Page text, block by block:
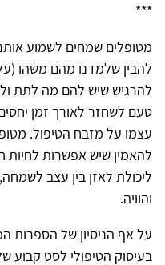
***
מטופלים שמחים לשמוע
להבין שלמדנו מהם משהו
להרגיש שיש להם מה לתת
טעם לשחזר לאורך זמן
עצמו על מזבח הטיפול.
להאמין שיש אפשרות לחיות
ליכולת לאזן בין עצב לשמחה,
והוויה.
על אף הניסיון של הספרות
בעיסוק הטיפולי לסט קבוע